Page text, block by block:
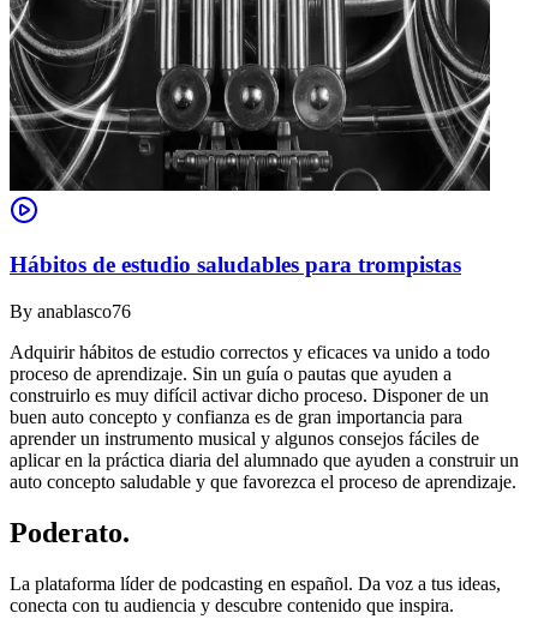
Hábitos de estudio saludables para trompistas
By anablasco76
Adquirir hábitos de estudio correctos y eficaces va unido a todo
proceso de aprendizaje. Sin un guía o pautas que ayuden a
construirlo es muy difícil activar dicho proceso. Disponer de un
buen auto concepto y confianza es de gran importancia para
aprender un instrumento musical y algunos consejos fáciles de
aplicar en la práctica diaria del alumnado que ayuden a construir un
auto concepto saludable y que favorezca el proceso de aprendizaje.
Poderato.
La plataforma líder de podcasting en español. Da voz a tus ideas,
conecta con tu audiencia y descubre contenido que inspira.